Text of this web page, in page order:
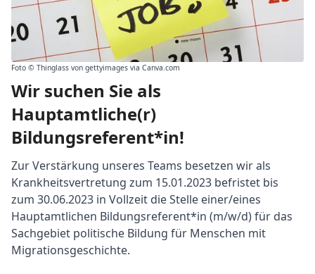
Foto © Thinglass von gettyimages via Canva.com
Wir suchen Sie als
Hauptamtliche(r)
Bildungsreferent*in!
Zur Verstärkung unseres Teams besetzen wir als
Krankheitsvertretung zum 15.01.2023 befristet bis
zum 30.06.2023 in Vollzeit die Stelle einer/eines
Hauptamtlichen Bildungsreferent*in (m/w/d) für das
Sachgebiet politische Bildung für Menschen mit
Migrationsgeschichte.